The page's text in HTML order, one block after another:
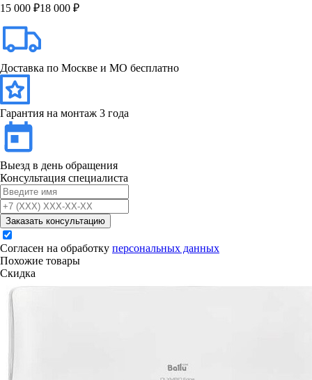
15 000 ₽18 000 ₽
Доставка по Москве и МО бесплатно
Гарантия на монтаж 3 года
Выезд в день обращения
Консультация специалиста
Заказать консультацию
Согласен на обработку персональных данных
Похожие товары
Скидка